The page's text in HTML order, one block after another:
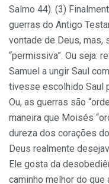
Salmo 44). (3)
guerras do Antigo
vontade de Deus, mas,
“permissiva”. Ou seja:
Samuel a ungir Saul
tivesse escolhido Saul
Ou, as guerras são
maneira que Moisés
dureza dos corações
Deus realmente
Ele gosta da
caminho melhor do que